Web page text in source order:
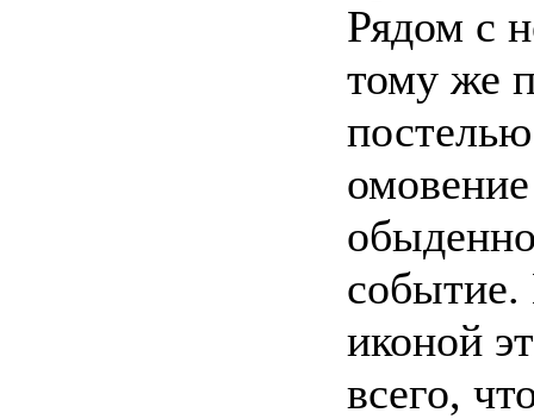
Рядом с
тому же
событие.
иконой
всего,